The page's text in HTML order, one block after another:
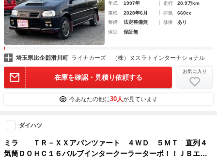
年式 1997年 走行
20.9万km
車検
2028年6月 排気
660cc
整備
法定整備無 修復
あり
保証
保証無
埼玉県比企郡滑川町 ライナカーズ （株）ヌスラトインターナショナル
在庫を確認・見積り依頼する
お気に入り
今あなたの他に30人が見ています
ダイハツ
ミラ ＴＲ－ＸＸアバンツァート ４ＷＤ ５ＭＴ 直列４
気筒ＤＯＨＣ１６バルブインタークーラーターボ！！ＪＢエン